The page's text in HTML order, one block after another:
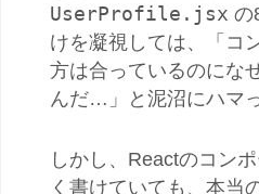
UserProfile.jsx の
けを凝視しては、「コ
方は合っているのにな
んだ…」と泥沼にハマ
しかし、Reactのコン
く書けていても、本当